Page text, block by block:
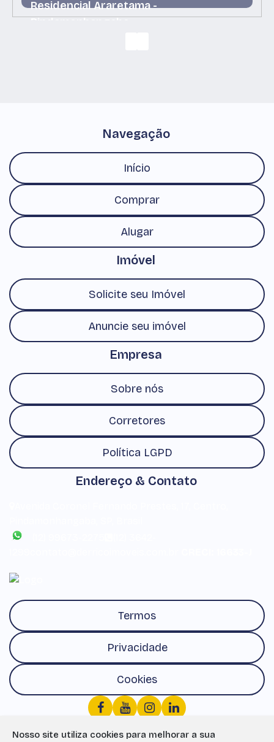
Nosso site utiliza cookies para melhorar a sua
Residencial Araretama -
Navegação
Início
Comprar
Alugar
Imóvel
Solicite seu Imóvel
Anuncie seu imóvel
Empresa
Sobre nós
Corretores
Política LGPD
Endereço & Contato
Termos
Privacidade
Cookies